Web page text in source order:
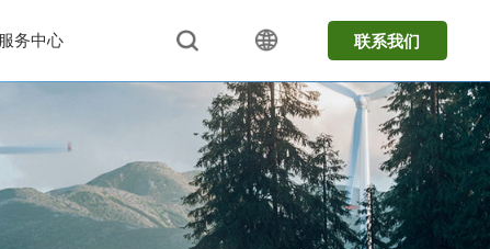
服务中心 联系我们